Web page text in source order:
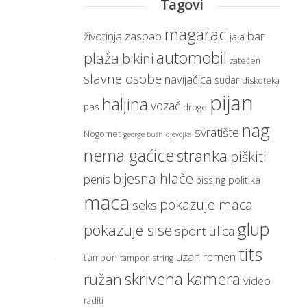
Tagovi
životinja zaspao magarac jaja bar
plaža bikiniautomobil zatečen
slavne osobe navijačica sudar diskoteka
pas haljina vozač droge pijan
Nogomet george bush djevojka svratište nag
nema gaćicestranka piškiti
penis bijesna hlače pissing politika
maca seks pokazuje maca
pokazuje sise sport ulica glup
tampon tampon string uzan remen tits
ružan skrivena kamera video
raditi